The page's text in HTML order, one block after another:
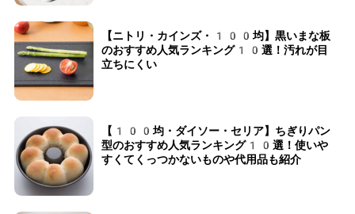
【ニトリ・カインズ・100均】黒いまな板
のおすすめ人気ランキング10選！汚れが目
立ちにくい
【100均・ダイソー・セリア】ちぎりパン
型のおすすめ人気ランキング10選！使いや
すくてくっつかないものや代用品も紹介